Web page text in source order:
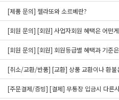
[제품 문의] 젤라또와 소르베란?
[회원 문의] [회원] 사업자회원 혜택은 어떤
[회원 문의] [회원] 회원등급별 혜택과 기준
[취소/교환/반품] [교환] 상품 교환이나 환불
[주문결제/증빙] [결제] 무통장 입금시 다른